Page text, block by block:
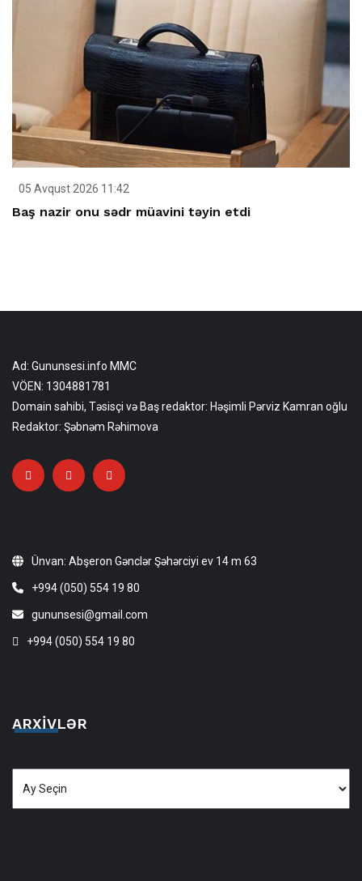
05 Avqust 2026 11:42
Baş nazir onu sədr müavini təyin etdi
Ad: Gununsesi.info MMC
VÖEN: 1304881781
Domain sahibi, Təsisçi və Baş redaktor: Həşimli Pərviz Kamran oğlu
Redaktor: Şəbnəm Rəhimova
Ünvan: Abşeron Gənclər Şəhərciyi ev 14 m 63
+994 (050) 554 19 80
gununsesi@gmail.com
+994 (050) 554 19 80
ARXIVLƏR
Arxivlər